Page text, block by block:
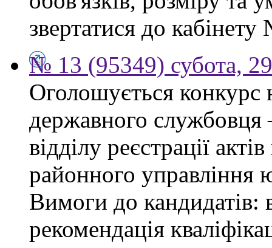
звертатися до
№ 13 (95349) субота,
Оголошується конкурс
державного службовця
відділу реєстрації
районного управління
Вимоги до
рекомендація